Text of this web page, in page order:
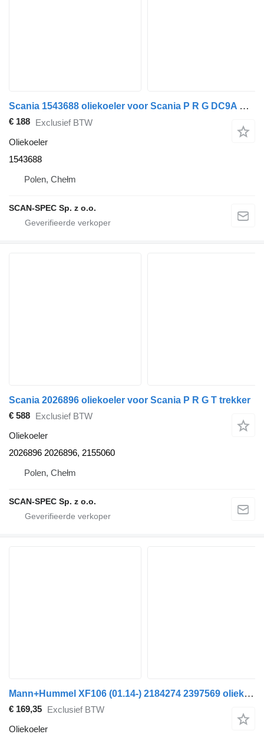
Scania 1543688 oliekoeler voor Scania P R G DC9A XPI trekker
€ 188 Exclusief BTW
Oliekoeler
1543688
Polen, Chełm
SCAN-SPEC Sp. z o.o.
Scania 2026896 oliekoeler voor Scania P R G T trekker
€ 588 Exclusief BTW
Oliekoeler
2026896 2026896, 2155060
Polen, Chełm
SCAN-SPEC Sp. z o.o.
Mann+Hummel XF106 (01.14-) 2184274 2397569 oliekoeler voor DAF XF106 (2014-) trekker
€ 169,35 Exclusief BTW
Oliekoeler